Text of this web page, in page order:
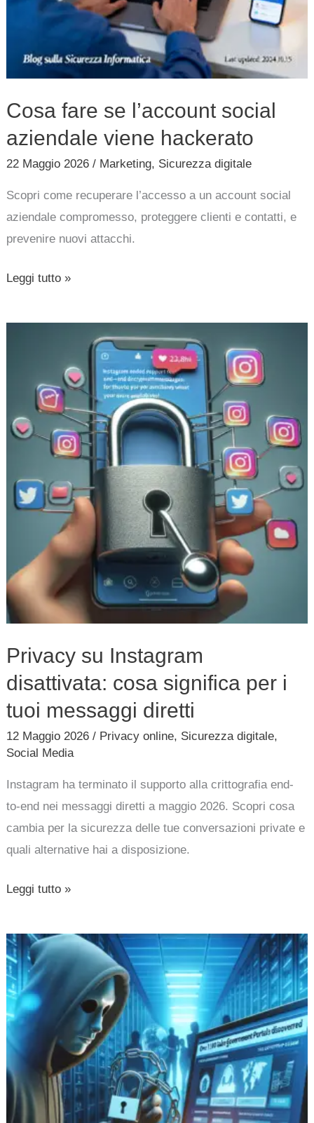
Cosa fare se l’account social
aziendale viene hackerato
22 Maggio 2026/ Marketing, Sicurezza digitale
Scopri come recuperare l’accesso a un account social
aziendale compromesso, proteggere clienti e contatti, e
prevenire nuovi attacchi.
Leggi tutto »
Privacy su Instagram
disattivata: cosa significa per i
tuoi messaggi diretti
12 Maggio 2026/ Privacy online, Sicurezza digitale,
Social Media
Instagram ha terminato il supporto alla crittografia end-
to-end nei messaggi diretti a maggio 2026. Scopri cosa
cambia per la sicurezza delle tue conversazioni private e
quali alternative hai a disposizione.
disattivata:
cosa
significa
tuoi
Leggi tutto »
Oltre
11.000
portali
governativi
scoperti:
la
truffa
GovTrap